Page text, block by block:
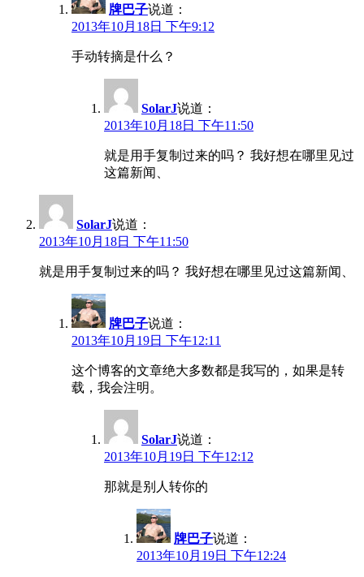
牌巴子说道：
2013年10月18日 下午9:12
手动转摘是什么？
SolarJ说道：
2013年10月18日 下午11:50
就是用手复制过来的吗？ 我好想在哪里见过
这篇新闻、
SolarJ说道：
2013年10月18日 下午11:50
就是用手复制过来的吗？ 我好想在哪里见过这篇新闻、
牌巴子说道：
2013年10月19日 下午12:11
这个博客的文章绝大多数都是我写的，如果是转
载，我会注明。
SolarJ说道：
2013年10月19日 下午12:12
那就是别人转你的
牌巴子说道：
2013年10月19日 下午12:24